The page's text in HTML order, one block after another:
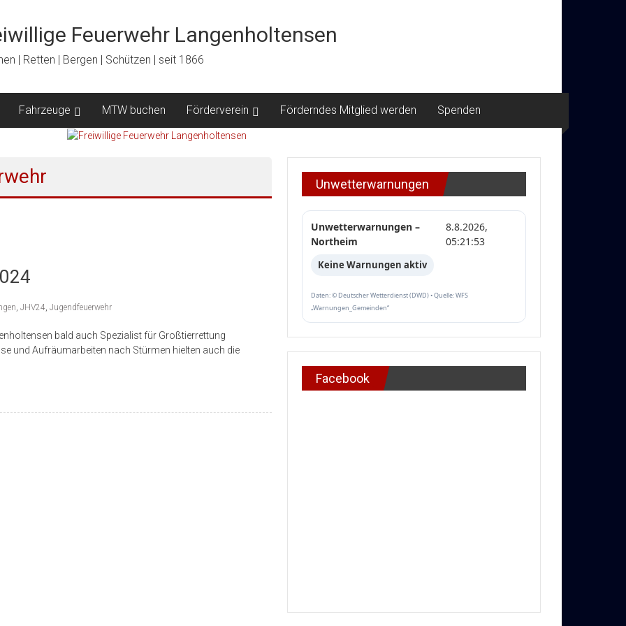
Feuerwehr Langenholtensen
| Retten | Bergen | Schützen | seit 1866
Fahrzeuge MTW buchen Förderverein Förderndes Mitglied werden Spenden
JHV24 Jugendfeuerwehr
bald auch Spezialist für Großtierrettung
und Aufräumarbeiten nach Stürmen hielten auch die
Unwetterwarnungen
Unwetterwarnungen –
Northeim
8.8.2026,
05:21:53
Keine Warnungen aktiv
Daten: © Deutscher Wetterdienst (DWD) • Quelle: WFS
„Warnungen_Gemeinden“
Facebook